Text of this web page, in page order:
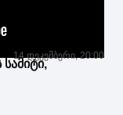
14 დეკემბერი, 20:00